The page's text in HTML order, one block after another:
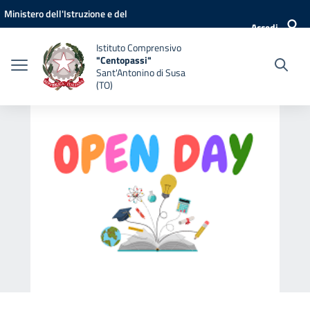
Vai ai contenuti
Vai al menu di navigazione
Vai al footer
Ministero dell'Istruzione e del
Accedi
Istituto Comprensivo
"Centopassi"
Sant'Antonino di Susa
(TO)